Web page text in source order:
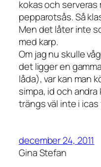
kokas och
pepparotsås. Så
Men det låter inte
med karp.
Om jag nu skulle
det ligger en
låda), var kan man
simpa, id och
trängs väl inte i
december 24, 2011
Gina Stefan